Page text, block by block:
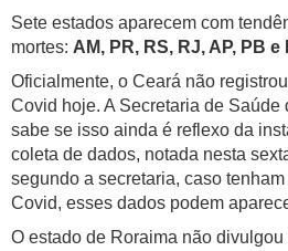
Sete estados aparecem com
mortes: AM, PR, RS, RJ, AP, PB e
Oficialmente, o Ceará não
Covid hoje. A Secretaria de Saúde
sabe se isso ainda é reflexo da
coleta de dados, notada nesta
segundo a secretaria, caso
Covid, esses dados podem
O estado de Roraima não